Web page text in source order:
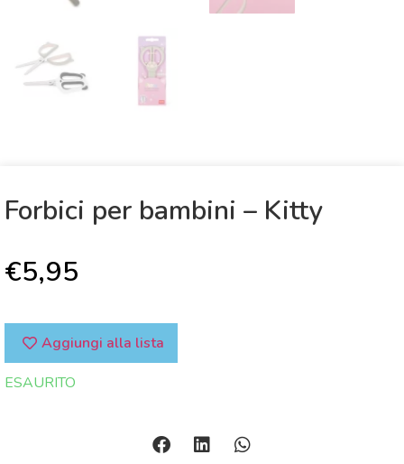
Forbici per bambini – Kitty
€5,95
Aggiungi alla lista
ESAURITO